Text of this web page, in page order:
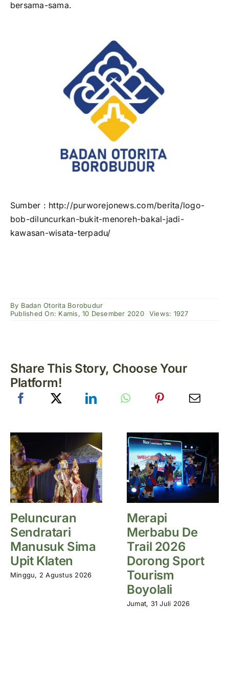
bersama-sama.
Sumber : http://purworejonews.com/berita/logo-
bob-diluncurkan-bukit-menoreh-bakal-jadi-
kawasan-wisata-terpadu/
By Badan Otorita Borobudur
Published On: Kamis, 10 Desember 2020
Views: 1927
Share This Story, Choose Your
Platform!
Peluncuran
Sendratari
Manusuk Sima
Upit Klaten
Minggu, 2 Agustus 2026
Merapi
Merbabu De
Trail 2026
Dorong Sport
Tourism
Boyolali
Jumat, 31 Juli 2026